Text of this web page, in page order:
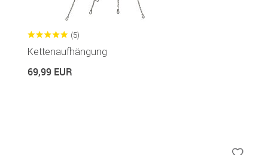
(5)
Kettenaufhängung
69,99 EUR